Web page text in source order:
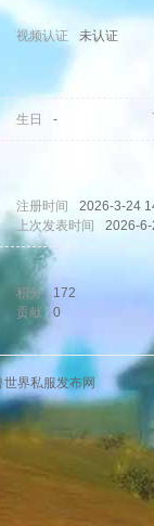
视频认证 未认证
生日 -
注册时间
2026-3-24
上次发表时间 2026-
积分
172
贡献 0
界私服发布网